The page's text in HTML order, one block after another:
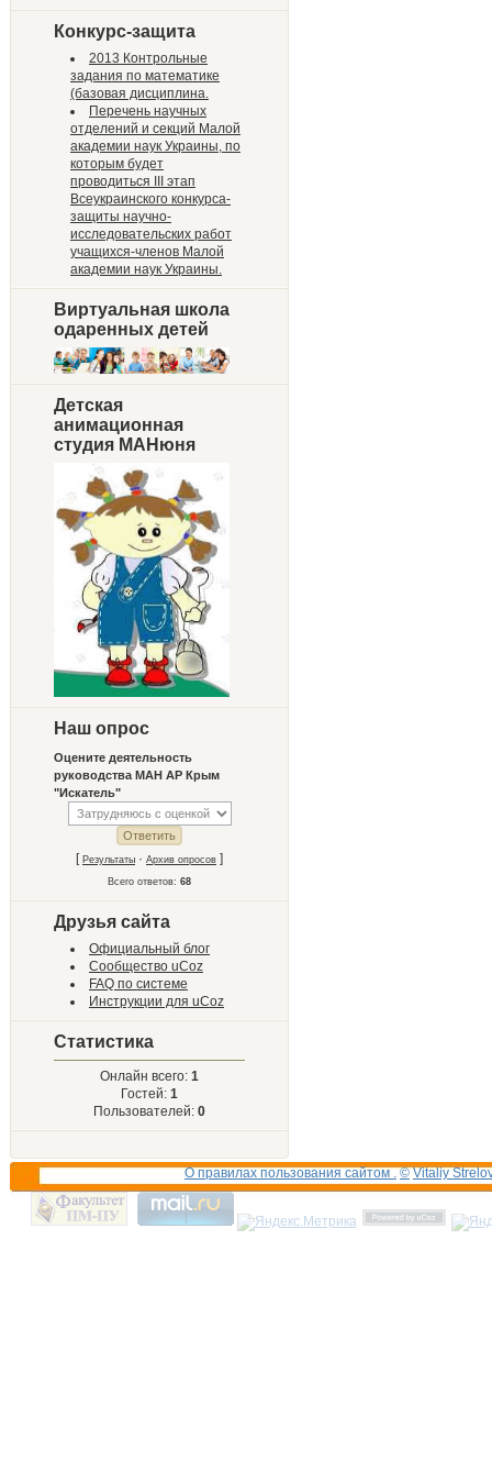
Конкурс-защита
2013 Контрольные
задания по математике
(базовая дисциплина.
Перечень научных
отделений и секций Малой
академии наук Украины, по
которым будет
проводиться III этап
Всеукраинского конкурса-
защиты научно-
исследовательских работ
учащихся-членов Малой
академии наук Украины.
Виртуальная школа
одаренных детей
Детская
анимационная
студия МАНюня
Наш опрос
Оцените деятельность
руководства МАН АР Крым
"Искатель"
[ Результаты · Архив опросов ]
Всего ответов: 68
Друзья сайта
Официальный блог
Сообщество uCoz
FAQ по системе
Инструкции для uCoz
Статистика
Онлайн всего: 1
Гостей: 1
Пользователей: 0
О правилах пользования сайтом . © Vitaliy